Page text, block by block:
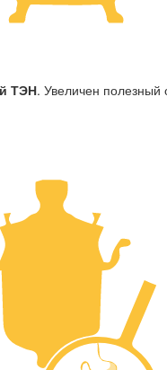
ТЭН. Увеличен